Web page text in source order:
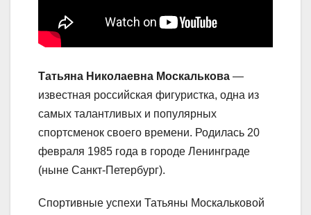
Татьяна Николаевна Москалькова —
известная российская фигуристка, одна из
самых талантливых и популярных
спортсменок своего времени. Родилась 20
февраля 1985 года в городе Ленинграде
(ныне Санкт-Петербург).
Спортивные успехи Татьяны Москальковой